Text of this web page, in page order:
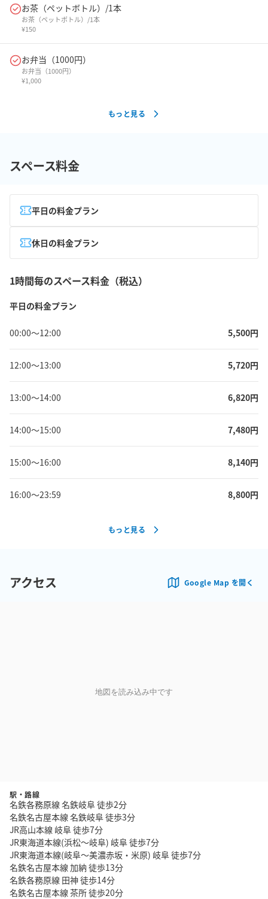
お茶（ペットボトル）/1本
お茶（ペットボトル）/1本
¥150
お弁当（1000円）
お弁当（1000円）
¥1,000
もっと見る
スペース料金
平日の料金プラン
休日の料金プラン
1時間毎のスペース料金（税込）
平日の料金プラン
00:00〜12:00 5,500円
12:00〜13:00 5,720円
13:00〜14:00 6,820円
14:00〜15:00 7,480円
15:00〜16:00 8,140円
16:00〜23:59 8,800円
もっと見る
アクセス Google Map を開く
地図を読み込み中です
駅・路線
名鉄各務原線 名鉄岐阜 徒歩2分
名鉄名古屋本線 名鉄岐阜 徒歩3分
JR高山本線 岐阜 徒歩7分
JR東海道本線(浜松～岐阜) 岐阜 徒歩7分
JR東海道本線(岐阜～美濃赤坂・米原) 岐阜 徒歩7分
名鉄名古屋本線 加納 徒歩13分
名鉄各務原線 田神 徒歩14分
名鉄名古屋本線 茶所 徒歩20分